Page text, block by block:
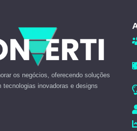
os negócios, oferecendo soluções
tecnologias inovadoras e designs